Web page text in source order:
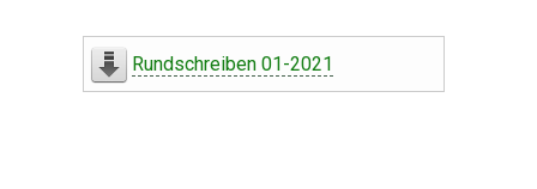
Rundschreiben 01-2021